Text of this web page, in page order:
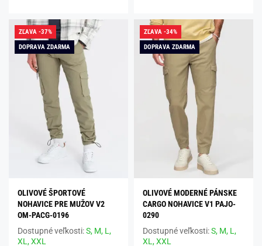
ZĽAVA -37%
DOPRAVA ZDARMA
OLIVOVÉ ŠPORTOVÉ
NOHAVICE PRE MUŽOV V2
OM-PACG-0196
Dostupné veľkosti:S, M, L,
XL,XXL
ZĽAVA -34%
DOPRAVA ZDARMA
OLIVOVÉ MODERNÉ PÁNSKE
CARGO NOHAVICE V1 PAJO-
0290
Dostupné veľkosti:S, M, L,
XL,XXL